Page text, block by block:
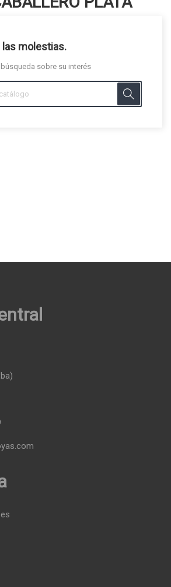
molestias.
búsqueda sobre su interés